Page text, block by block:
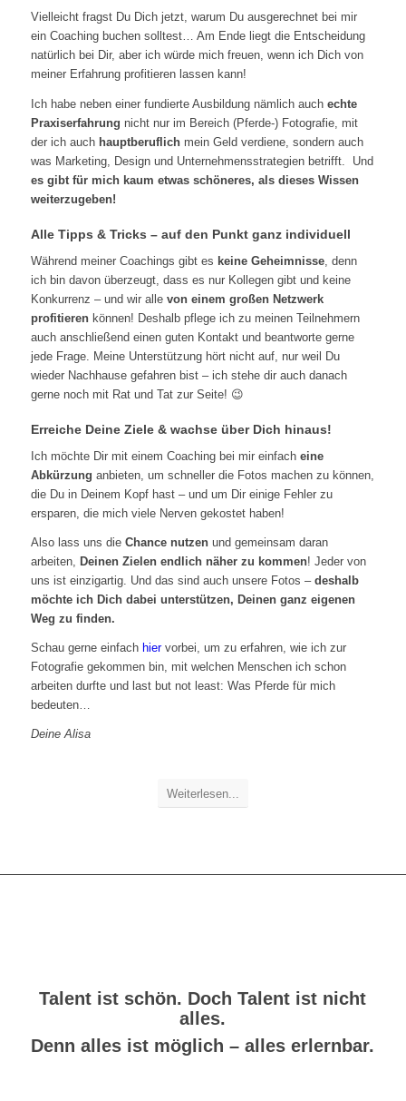
Vielleicht fragst Du Dich jetzt, warum Du ausgerechnet bei mir
ein Coaching buchen solltest… Am Ende liegt die Entscheidung
natürlich bei Dir, aber ich würde mich freuen, wenn ich Dich von
meiner Erfahrung profitieren lassen kann!
Ich habe neben einer fundierte Ausbildung nämlich auch echte
Praxiserfahrung nicht nur im Bereich (Pferde-) Fotografie, mit
der ich auch hauptberuflichmein Geld verdiene, sondern auch
was Marketing, Design und Unternehmensstrategien betrifft. Und
es gibt für mich kaum etwas schöneres, als dieses Wissen
weiterzugeben!
Alle Tipps & Tricks – auf den Punkt ganz individuell
Während meiner Coachings gibt es keine Geheimnisse, denn
ich bin davon überzeugt, dass es nur Kollegen gibt und keine
Konkurrenz – und wir alle von einem großen Netzwerk
profitierenkönnen! Deshalb pflege ich zu meinen Teilnehmern
auch anschließend einen guten Kontakt und beantworte gerne
jede Frage. Meine Unterstützung hört nicht auf, nur weil Du
wieder Nachhause gefahren bist – ich stehe dir auch danach
gerne noch mit Rat und Tat zur Seite! 😉
Erreiche Deine Ziele & wachse über Dich hinaus!
Ich möchte Dir mit einem Coaching bei mir einfach eine
Abkürzung anbieten, um schneller die Fotos machen zu können,
die Du in Deinem Kopf hast – und um Dir einige Fehler zu
ersparen, die mich viele Nerven gekostet haben!
Also lass uns die Chance nutzenund gemeinsam daran
arbeiten, Deinen Zielen endlich näher zu kommen! Jeder von
uns ist einzigartig. Und das sind auch unsere Fotos – deshalb
möchte ich Dich dabei unterstützen, Deinen ganz eigenen
Weg zu finden.
Schau gerne einfach hiervorbei, um zu erfahren, wie ich zur
Fotografie gekommen bin, mit welchen Menschen ich schon
arbeiten durfte und last but not least: Was Pferde für mich
bedeuten…
Deine Alisa
Weiterlesen...
Talent ist schön. Doch Talent ist nicht
alles.
Dennalles ist möglich – alles erlernbar.